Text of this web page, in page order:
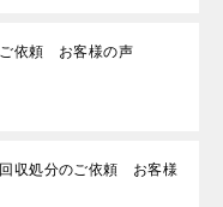
ご依頼 お客様の声
収処分のご依頼 お客様